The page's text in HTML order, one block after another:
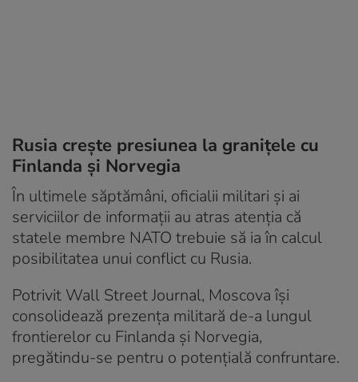
Rusia crește presiunea la granițele cu
Finlanda și Norvegia
În ultimele săptămâni, oficialii militari și ai
serviciilor de informații au atras atenția că
statele membre NATO trebuie să ia în calcul
posibilitatea unui conflict cu Rusia.
Potrivit Wall Street Journal, Moscova își
consolidează prezența militară de-a lungul
frontierelor cu Finlanda și Norvegia,
pregătindu-se pentru o potențială confruntare.